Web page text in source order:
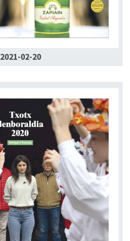
2021-02-20